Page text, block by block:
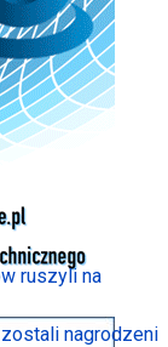
ruszyli na
nagrodzeni